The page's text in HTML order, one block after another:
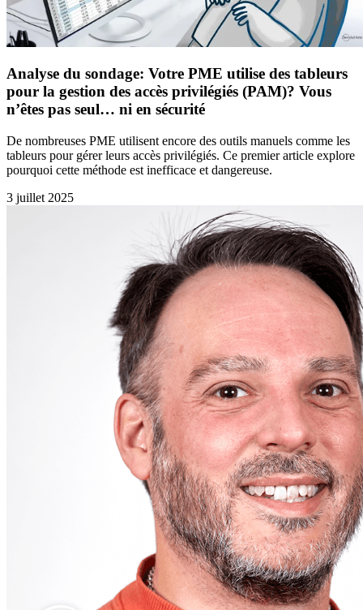
Analyse du sondage: Votre PME utilise des tableurs
pour la gestion des accès privilégiés (PAM)? Vous
n’êtes pas seul… ni en sécurité
De nombreuses PME utilisent encore des outils manuels comme les
tableurs pour gérer leurs accès privilégiés. Ce premier article explore
pourquoi cette méthode est inefficace et dangereuse.
3 juillet 2025